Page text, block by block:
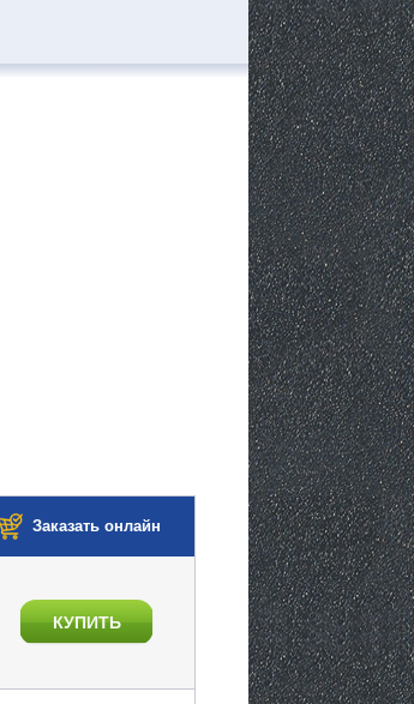
Заказать онлайн
КУПИТЬ